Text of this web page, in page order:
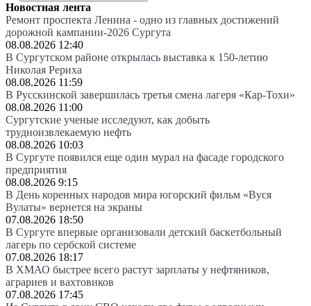
Новостная лента
Ремонт проспекта Ленина - одно из главных достижений
дорожной кампании-2026 Сургута
08.08.2026 12:40
В Сургутском районе открылась выставка к 150-летию
Николая Рериха
08.08.2026 11:59
В Русскинской завершилась третья смена лагеря «Кар-Тохи»
08.08.2026 11:00
Сургутские ученые исследуют, как добыть
трудноизвлекаемую нефть
08.08.2026 10:03
В Сургуте появился еще один мурал на фасаде городского
предприятия
08.08.2026 9:15
В День коренных народов мира югорский фильм «Вуся
Вулаты» вернется на экраны
07.08.2026 18:50
В Сургуте впервые организовали детский баскетбольный
лагерь по сербской системе
07.08.2026 18:17
В ХМАО быстрее всего растут зарплаты у нефтяников,
аграриев и вахтовиков
07.08.2026 17:45